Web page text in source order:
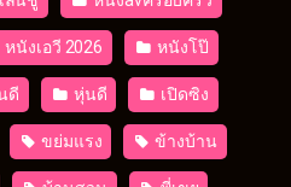
หนังเอวี 2026 หนังโป๊
ดี หุ่นดี เปิดซิง
ขย่มแรง ข้างบ้าน